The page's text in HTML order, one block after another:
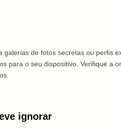
de fotos secretas ou perfis
para o seu dispositivo. Verifique a
ignorar